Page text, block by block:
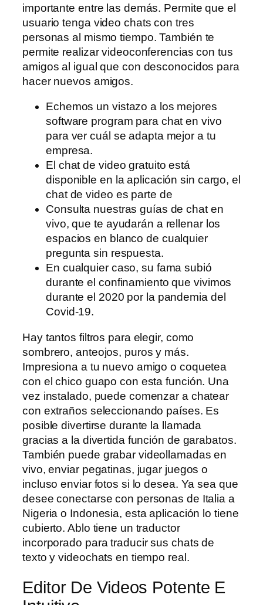
importante entre las demás. Permite que el
usuario tenga video chats con tres
personas al mismo tiempo. También te
permite realizar videoconferencias con tus
amigos al igual que con desconocidos para
hacer nuevos amigos.
Echemos un vistazo a los mejores
software program para chat en vivo
para ver cuál se adapta mejor a tu
empresa.
El chat de video gratuito está
disponible en la aplicación sin cargo, el
chat de video es parte de
Consulta nuestras guías de chat en
vivo, que te ayudarán a rellenar los
espacios en blanco de cualquier
pregunta sin respuesta.
En cualquier caso, su fama subió
durante el confinamiento que vivimos
durante el 2020 por la pandemia del
Covid-19.
Hay tantos filtros para elegir, como
sombrero, anteojos, puros y más.
Impresiona a tu nuevo amigo o coquetea
con el chico guapo con esta función. Una
vez instalado, puede comenzar a chatear
con extraños seleccionando países. Es
posible divertirse durante la llamada
gracias a la divertida función de garabatos.
También puede grabar videollamadas en
vivo, enviar pegatinas, jugar juegos o
incluso enviar fotos si lo desea. Ya sea que
desee conectarse con personas de Italia a
Nigeria o Indonesia, esta aplicación lo tiene
cubierto. Ablo tiene un traductor
incorporado para traducir sus chats de
texto y videochats en tiempo real.
Editor De Videos Potente E